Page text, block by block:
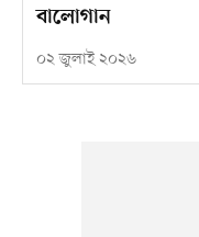
বালোগান
০২ জুলাই ২০২৬